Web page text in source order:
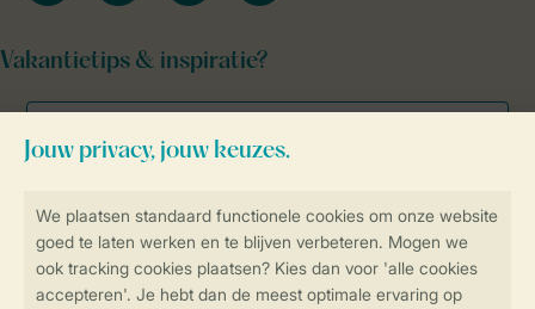
Veilig en snel online boeken
Vakantietips & inspiratie?